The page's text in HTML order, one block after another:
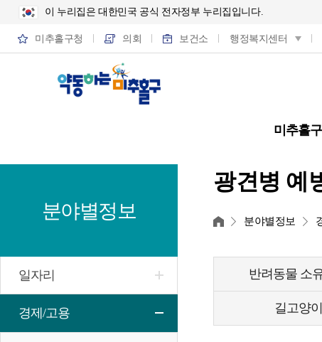
이 누리집은 대한민국 공식 전자정부 누리집입니다.
미추홀구청 의회 보건소 행정복지센터
미추홀구
분야별정보
일자리
경제/고용
광견병 예
홈 분야별정보
반려동물 소
길고양